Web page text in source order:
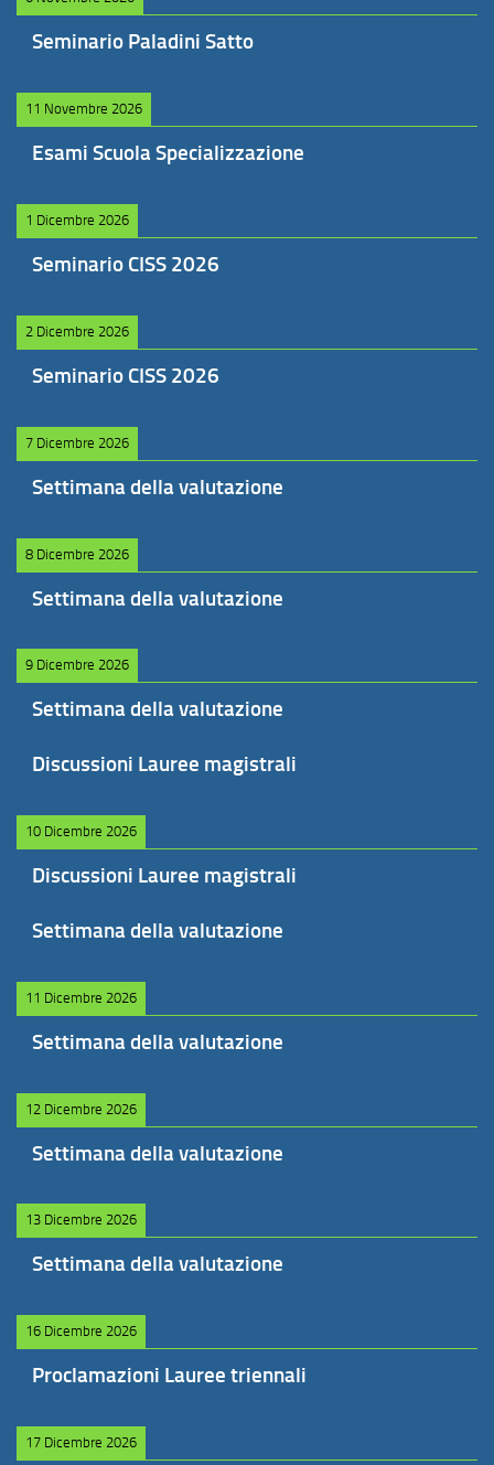
Seminario Paladini Satto
11 Novembre 2026
Esami Scuola Specializzazione
1 Dicembre 2026
Seminario CISS 2026
2 Dicembre 2026
Seminario CISS 2026
7 Dicembre 2026
Settimana della valutazione
8 Dicembre 2026
Settimana della valutazione
9 Dicembre 2026
Settimana della valutazione
Discussioni Lauree magistrali
10 Dicembre 2026
Discussioni Lauree magistrali
Settimana della valutazione
11 Dicembre 2026
Settimana della valutazione
12 Dicembre 2026
Settimana della valutazione
13 Dicembre 2026
Settimana della valutazione
16 Dicembre 2026
Proclamazioni Lauree triennali
17 Dicembre 2026